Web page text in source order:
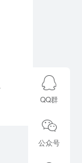
QQ群
公众号